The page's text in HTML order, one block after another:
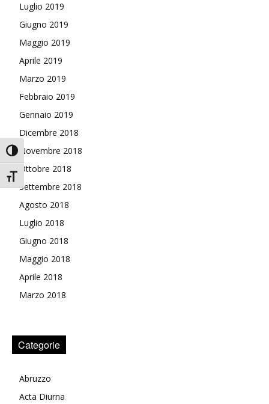
Attiva/disattiva alto contrasto
Attiva/disattiva dimensione testo
Luglio 2019
Giugno 2019
Maggio 2019
Aprile 2019
Marzo 2019
Febbraio 2019
Gennaio 2019
Dicembre 2018
Novembre 2018
Ottobre 2018
Settembre 2018
Agosto 2018
Luglio 2018
Giugno 2018
Maggio 2018
Aprile 2018
Marzo 2018
Categorie
Abruzzo
Acta Diurna